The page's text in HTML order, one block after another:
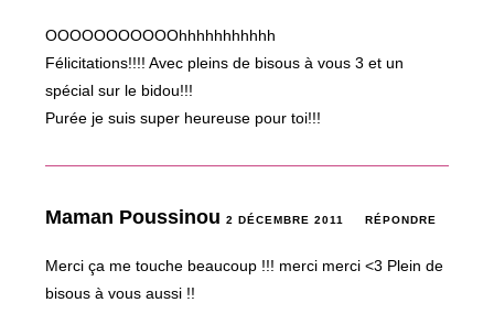
OOOOOOOOOOOhhhhhhhhhhh
Félicitations!!!! Avec pleins de bisous à vous 3 et un
spécial sur le bidou!!!
Purée je suis super heureuse pour toi!!!
Maman Poussinou2 DÉCEMBRE 2011 RÉPONDRE
Merci ça me touche beaucoup !!! merci merci <3 Plein de
bisous à vous aussi !!